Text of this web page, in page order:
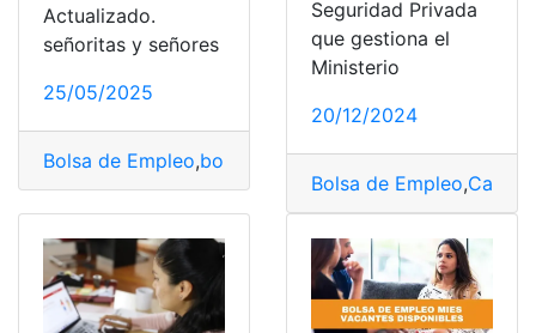
Actualizado.
señoritas y señores
25/05/2025
Bolsa de Empleo,bolsa empleo,Empleo,empleo
Seguridad Privada
que gestiona el
Ministerio
20/12/2024
Bolsa de Empleo,